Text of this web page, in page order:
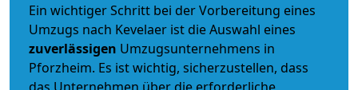
Ein wichtiger Schritt bei der Vorbereitung eines
Umzugs nach Kevelaer ist die Auswahl eines
zuverlässigen Umzugsunternehmens in
Pforzheim. Es ist wichtig, sicherzustellen, dass